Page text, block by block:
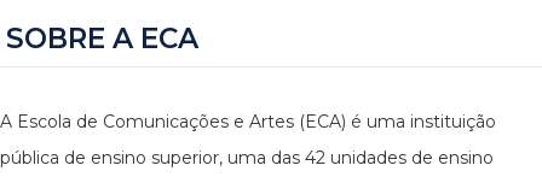
SOBRE A ECA
A Escola de Comunicações e Artes (ECA) é uma instituição
pública de ensino superior, uma das 42 unidades de ensino